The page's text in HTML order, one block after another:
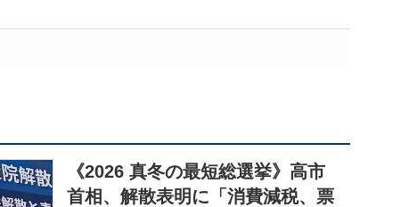
《2026 真冬の最短総選挙》高市
首相、解散表明に「消費減税、票